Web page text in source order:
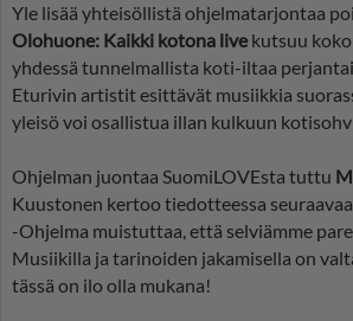
Yle lisää yhteisöllistä ohjelmatarjontaa
Olohuone: Kaikki kotona livekutsuu koko
yhdessä tunnelmallista koti-iltaa
Eturivin artistit esittävät musiikkia
yleisö voi osallistua illan kulkuun
Ohjelman juontaa SuomiLOVEsta tuttu
Kuustonen kertoo tiedotteessa
-Ohjelma muistuttaa, että selviämme
Musiikilla ja tarinoiden jakamisella on
tässä on ilo olla mukana!